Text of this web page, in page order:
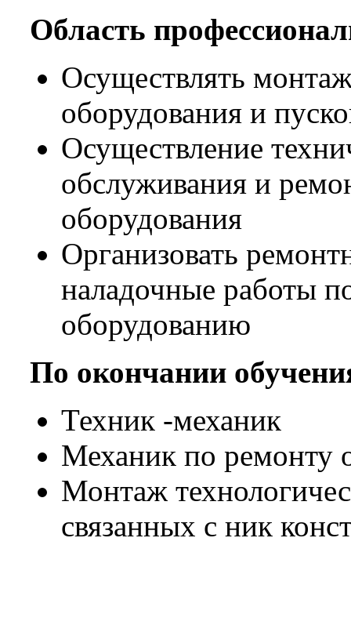
Область
Осуществлять
оборудования и
Осуществление
обслуживания и
оборудования
Организовать
наладочные работы
оборудованию
По окончании
Техник -механик
Механик по ремонту
Монтаж
связанных с ник